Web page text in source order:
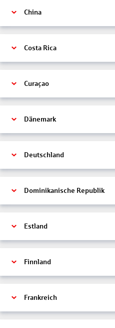
China
Costa Rica
Curaçao
Dänemark
Deutschland
Dominikanische Republik
Estland
Finnland
Frankreich